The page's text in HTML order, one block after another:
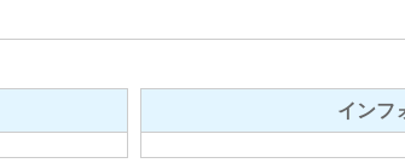
インフ